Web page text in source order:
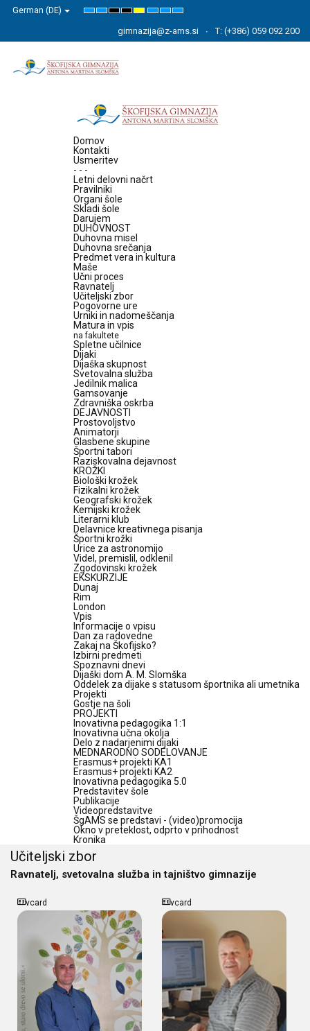
German (DE)
Default
NightHigh
Black
White
High
Black
Yellow
High
Yellow
Black
Set
Font
Set
Font
Set
Font
gimnazija@z-ams.si T: (+386) 059 092 200
Domov
Kontakti
Usmeritev
- - -
Letni delovni načrt
Pravilniki
Organi šole
Skladi šole
Darujem
DUHOVNOST
Duhovna misel
Duhovna srečanja
Predmet vera in kultura
Maše
Učni proces
Ravnatelj
Učiteljski zbor
Pogovorne ure
Urniki in nadomeščanja
Matura in vpis
na fakultete
Spletne učilnice
Dijaki
Dijaška skupnost
Svetovalna služba
Jedilnik malica
Gamsovanje
Zdravniška oskrba
DEJAVNOSTI
Prostovoljstvo
Animatorji
Glasbene skupine
Športni tabori
Raziskovalna dejavnost
KROŽKI
Biološki krožek
Fizikalni krožek
Geografski krožek
Kemijski krožek
Literarni klub
Delavnice kreativnega pisanja
Športni krožki
Urice za astronomijo
Videl, premislil, odklenil
Zgodovinski krožek
EKSKURZIJE
Dunaj
Rim
London
Vpis
Informacije o vpisu
Dan za radovedne
Zakaj na Škofijsko?
Izbirni predmeti
Spoznavni dnevi
Dijaški dom A. M. Slomška
Oddelek za dijake s statusom športnika ali umetnika
Projekti
Gostje na šoli
PROJEKTI
Inovativna pedagogika 1:1
Inovativna učna okolja
Delo z nadarjenimi dijaki
MEDNARODNO SODELOVANJE
Erasmus+ projekti KA1
Erasmus+ projekti KA2
Inovativna pedagogika 5.0
Predstavitev šole
Publikacije
Videopredstavitve
ŠgAMS se predstavi - (video)promocija
Okno v preteklost, odprto v prihodnost
Kronika
Učiteljski zbor
Ravnatelj, svetovalna služba in tajništvo gimnazije
vcard vcard